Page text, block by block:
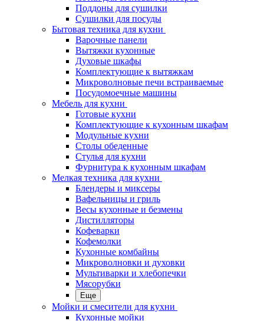
Поддоны для сушилки
Сушилки для посуды
Бытовая техника для кухни
Варочные панели
Вытяжки кухонные
Духовые шкафы
Комплектующие к вытяжкам
Микроволновые печи встраиваемые
Посудомоечные машины
Мебель для кухни
Готовые кухни
Комплектующие к кухонным шкафам
Модульные кухни
Столы обеденные
Стулья для кухни
Фурнитура к кухонным шкафам
Мелкая техника для кухни
Блендеры и миксеры
Вафельницы и гриль
Весы кухонные и безмены
Дистилляторы
Кофеварки
Кофемолки
Кухонные комбайны
Микроволновки и духовки
Мультиварки и хлебопечки
Мясорубки
Еще
Мойки и смесители для кухни
Кухонные мойки